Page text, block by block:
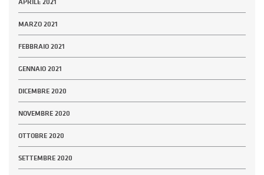
APRILE 2021
MARZO 2021
FEBBRAIO 2021
GENNAIO 2021
DICEMBRE 2020
NOVEMBRE 2020
OTTOBRE 2020
SETTEMBRE 2020